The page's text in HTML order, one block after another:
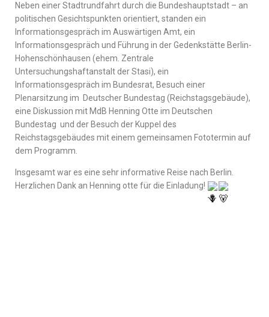
Neben einer Stadtrundfahrt durch die Bundeshauptstadt – an
politischen Gesichtspunkten orientiert, standen ein
Informationsgespräch im Auswärtigen Amt, ein
Informationsgespräch und Führung in der Gedenkstätte Berlin-
Hohenschönhausen (ehem. Zentrale
Untersuchungshaftanstalt der Stasi), ein
Informationsgespräch im Bundesrat, Besuch einer
Plenarsitzung im Deutscher Bundestag (Reichstagsgebäude),
eine Diskussion mit MdB Henning Otte im Deutschen
Bundestag und der Besuch der Kuppel des
Reichstagsgebäudes mit einem gemeinsamen Fototermin auf
dem Programm.
Insgesamt war es eine sehr informative Reise nach Berlin.
Herzlichen Dank an Henning otte für die Einladung!